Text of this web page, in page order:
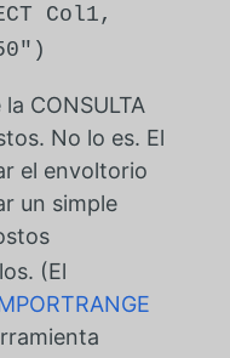
Col1,
CONSULTA
No lo es. El
el envoltorio
un simple
(El